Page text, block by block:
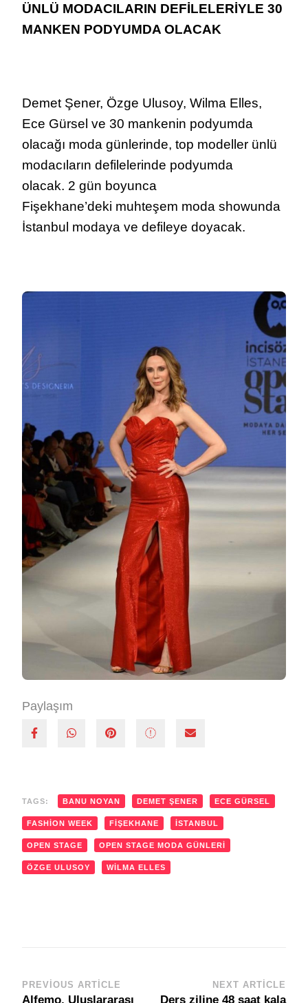
ÜNLÜ MODACILARIN DEFİLELERİYLE 30
MANKEN PODYUMDA OLACAK
Demet Şener, Özge Ulusoy, Wilma Elles,
Ece Gürsel ve 30 mankenin podyumda
olacağı moda günlerinde, top modeller ünlü
modacıların defilelerinde podyumda
olacak. 2 gün boyunca
Fişekhane’deki muhteşem moda showunda
İstanbul modaya ve defileye doyacak.
Paylaşım
TAGS: BANU NOYAN DEMET ŞENER ECE GÜRSEL
FASHION WEEK FIŞEKHANE İSTANBUL
OPEN STAGE OPEN STAGE MODA GÜNLERI
ÖZGE ULUSOY WILMA ELLES
Post
PREVIOUS ARTICLE
Alfemo, Uluslararası
NEXT ARTICLE
Ders ziline 48 saat kala